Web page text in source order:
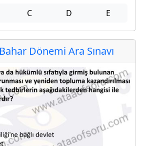
C D E
Dönemi Ara Sınavı